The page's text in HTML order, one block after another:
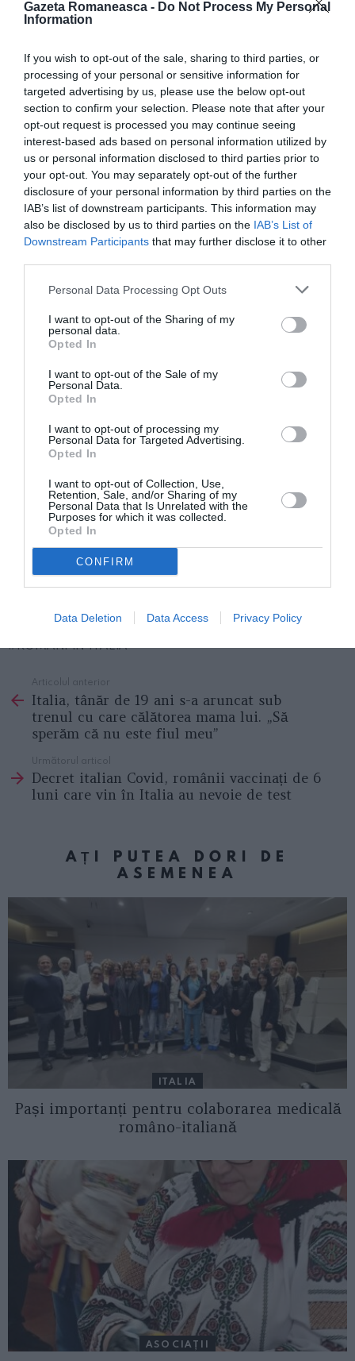
Gazeta Romaneasca - Do Not Process My Personal
Information
If you wish to opt-out of the sale, sharing to third parties, or
processing of your personal or sensitive information for
targeted advertising by us, please use the below opt-out
section to confirm your selection. Please note that after your
opt-out request is processed you may continue seeing
interest-based ads based on personal information utilized by
us or personal information disclosed to third parties prior to
your opt-out. You may separately opt-out of the further
disclosure of your personal information by third parties on the
IAB’s list of downstream participants. This information may
also be disclosed by us to third parties on the IAB’s List of
Downstream Participants that may further disclose it to other
Personal Data Processing Opt Outs
I want to opt-out of the Sharing of my
personal data.
Opted In
I want to opt-out of the Sale of my
Personal Data.
Opted In
I want to opt-out of processing my
Personal Data for Targeted Advertising.
Opted In
I want to opt-out of Collection, Use,
Retention, Sale, and/or Sharing of my
Personal Data that Is Unrelated with the
Purposes for which it was collected.
Opted In
CONFIRM
Data Deletion Data Access Privacy Policy
ultimele 72 de ore pentru test PCR sau ultimele 48
Copiii cu vârsta mai mică sau egală de 12 ani;
Alte excepții de la măsura carantinei pot fi
consultate în Hotărârea CNSU Nr.6/31.01.2022
privind procedura de aprobare a regulilor de aplicare a
măsurii carantinei, disponibilă la ACEST link.
Lista țărilor/zonelor cu risc epidemiologic este
abrogată prin Hotărârea CNSU nr.6/31.01.2022.
George Simion, supărat pe guvernanți: „Își bat joc de
diaspora”
Formularul de localizare a pasagerului
Începând cu 20 decembrie 2021, toate persoanele
care intră în România trebuie să completeze
formularul digital de localizare a pasagerului –
la următorul link:https://plf.gov.ro.
Potrivit OUG nr. 129, formularul digital PLF este un
document obligatoriu pentru accesul pe teritoriul
României în contextul măsurilor de prevenire a
răspândirii virusului SARS-CoV-2.
ROMANI IN ITALIA
more
Articolul anterior
Italia, tânăr de 19 ani s-a aruncat sub
trenul cu care călătorea mama lui. „Să
sperăm că nu este fiul meu”
Următorul articol
Decret italian Covid, românii vaccinați de 6
luni care vin în Italia au nevoie de test
AȚI PUTEA DORI DE
ASEMENEA
ITALIA
Pași importanți pentru colaborarea medicală
româno-italiană
ASOCIAŢII